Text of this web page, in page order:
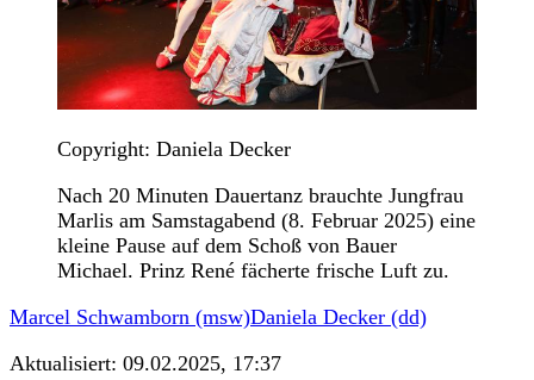
Copyright: Daniela Decker
Nach 20 Minuten Dauertanz brauchte Jungfrau
Marlis am Samstagabend (8. Februar 2025) eine
kleine Pause auf dem Schoß von Bauer
Michael. Prinz René fächerte frische Luft zu.
Marcel Schwamborn (msw)Daniela Decker (dd)
Aktualisiert: 09.02.2025, 17:37